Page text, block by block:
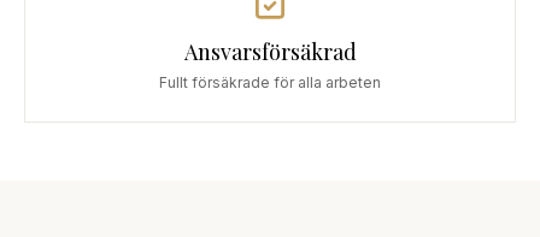
Ansvarsförsäkrad
Fullt försäkrade för alla arbeten